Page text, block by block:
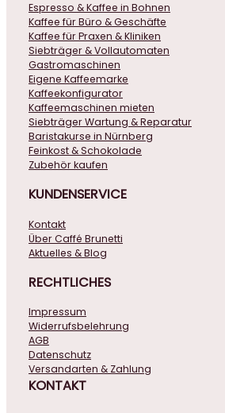
Espresso & Kaffee in Bohnen
Kaffee für Büro & Geschäfte
Kaffee für Praxen & Kliniken
Siebträger & Vollautomaten
Gastromaschinen
Eigene Kaffeemarke
Kaffeekonfigurator
Kaffeemaschinen mieten
Siebträger Wartung & Reparatur
Baristakurse in Nürnberg
Feinkost & Schokolade
Zubehör kaufen
KUNDENSERVICE
Kontakt
Über Caffé Brunetti
Aktuelles & Blog
RECHTLICHES
Impressum
Widerrufsbelehrung
AGB
Datenschutz
Versandarten & Zahlung
KONTAKT